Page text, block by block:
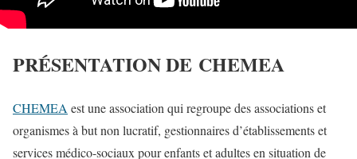
PRÉSENTATION DE CHEMEA
CHEMEA est une association qui regroupe des associations et
organismes à but non lucratif, gestionnaires d’établissements et
services médico-sociaux pour enfants et adultes en situation de